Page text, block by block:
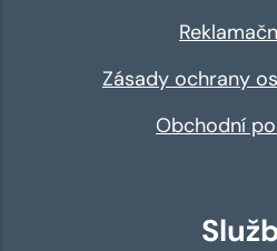
Zásady ochrany
Obchodní